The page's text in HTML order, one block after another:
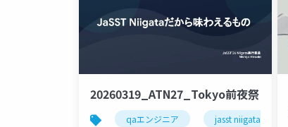
20260319_ATN27_Tokyo前夜祭
qaエンジニア jasst niigata